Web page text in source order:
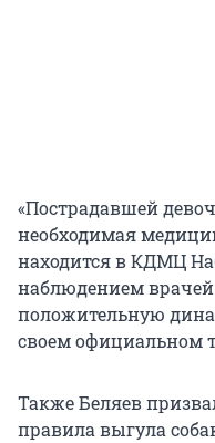
«Пострадавшей
необходимая
находится в КДМЦ
наблюдением
положительную
своем официальном
Также Беляев
правила выгула